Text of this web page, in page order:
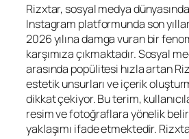
Rizxtar, sosyal medya
Instagram platformunda son
2026 yılına damga vuran bir
karşımıza çıkmaktadır. Sosyal
arasında popülitesi hızla artan
estetik unsurları ve içerik
dikkat çekiyor. Bu terim,
resim ve fotoğraflara yönelik
yaklaşımı ifade etmektedir.